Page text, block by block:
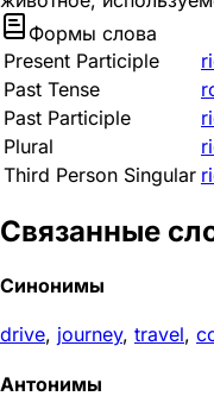
Формы слова
Present Participle
Past Tense
Past Participle
Plural
Third Person Singular
Связанные
Синонимы
drive, journey, travel,
Антонимы